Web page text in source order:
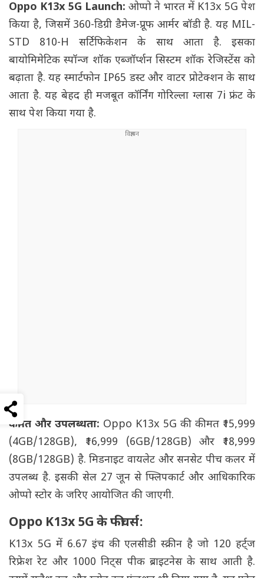
Oppo K13x 5G Launch: ओप्पो ने भारत में K13x 5G पेश
किया है, जिसमें 360-डिग्री डैमेज-प्रूफ आर्मर बॉडी है. यह MIL-
STD 810-H सर्टिफिकेशन के साथ आता है. इसका
बायोमिमेटिक स्पॉन्ज शॉक एब्जॉर्प्शन सिस्टम शॉक रेजिस्टेंस को
बढ़ाता है. यह स्मार्टफोन IP65 डस्ट और वाटर प्रोटेक्शन के साथ
आता है. यह बेहद ही मजबूत कॉर्निंग गोरिल्ला ग्लास 7i फ्रंट के
साथ पेश किया गया है.
कीमत और उपलब्धता: Oppo K13x 5G की कीमत ₹15,999
(4GB/128GB), ₹16,999 (6GB/128GB) और ₹18,999
(8GB/128GB) है. मिडनाइट वायलेट और सनसेट पीच कलर में
उपलब्ध है. इसकी सेल 27 जून से फ्लिपकार्ट और आधिकारिक
ओप्पो स्टोर के जरिए आयोजित की जाएगी.
Oppo K13x 5G के फीचर्स:
K13x 5G में 6.67 इंच की एलसीडी स्क्रीन है जो 120 हर्ट्ज
रिफ्रेश रेट और 1000 निट्स पीक ब्राइटनेस के साथ आती है.